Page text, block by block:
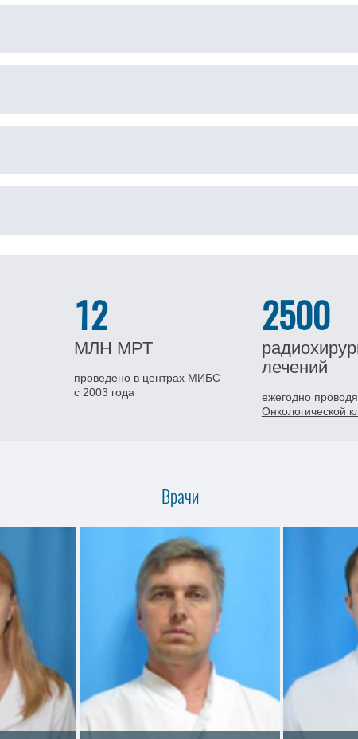
12
МЛН МРТ
проведено в центрах МИБС
с 2003 года
2500
лечений
ежегодно
Онкологической
Врачи